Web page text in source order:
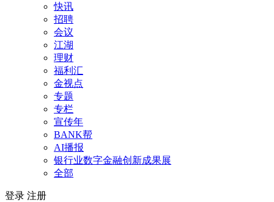
快讯
招聘
会议
江湖
理财
福利汇
金视点
专题
专栏
宣传年
BANK帮
AI播报
银行业数字金融创新成果展
全部
登录 注册